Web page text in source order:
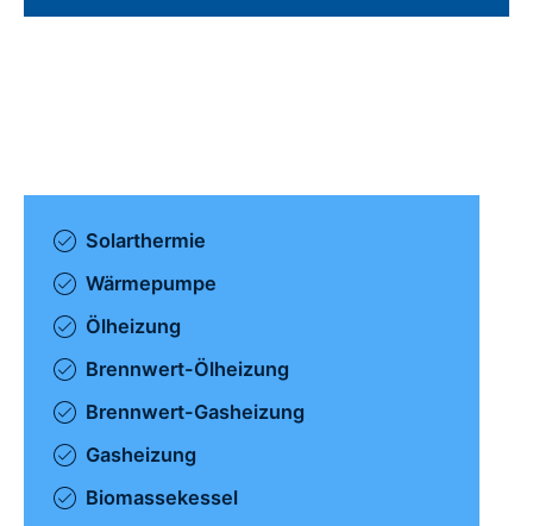
Solarthermie
Wärmepumpe
Ölheizung
Brennwert-Ölheizung
Brennwert-Gasheizung
Gasheizung
Biomassekessel